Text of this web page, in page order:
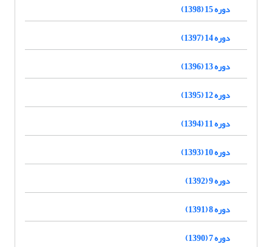
دوره 15 (1398)
دوره 14 (1397)
دوره 13 (1396)
دوره 12 (1395)
دوره 11 (1394)
دوره 10 (1393)
دوره 9 (1392)
دوره 8 (1391)
دوره 7 (1390)